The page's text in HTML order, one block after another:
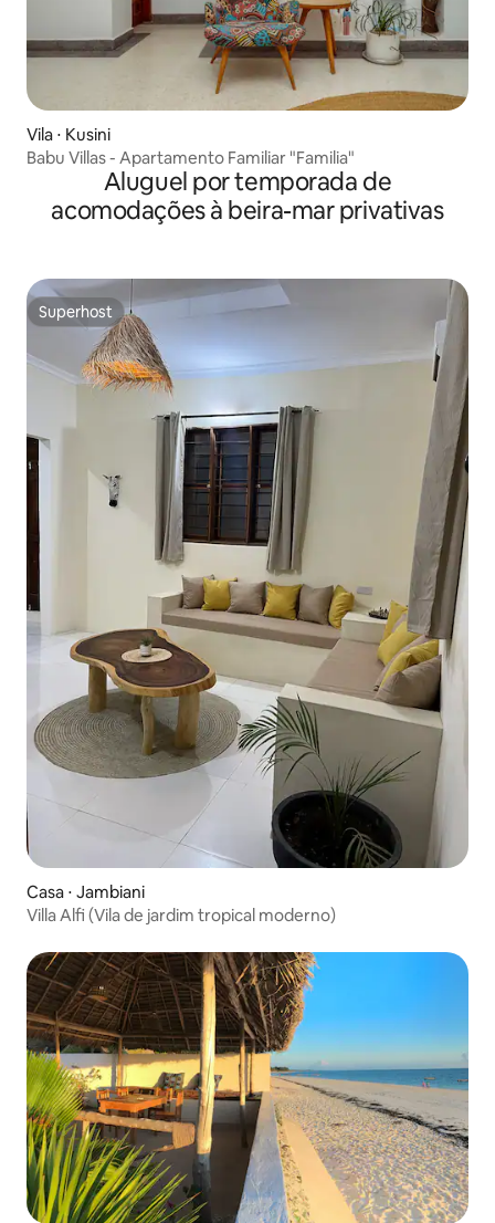
Vila ⋅ Kusini
Babu Villas - Apartamento Familiar "Familia"
Aluguel por temporada de
acomodações à beira-mar privativas
Superhost
Superhost
Casa ⋅ Jambiani
Villa Alfi (Vila de jardim tropical moderno)